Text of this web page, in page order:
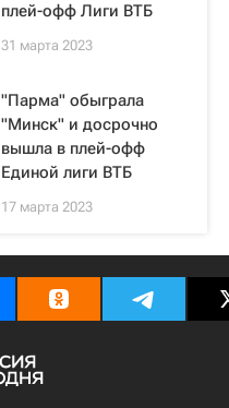
плей-офф Лиги ВТБ
31 марта 2023
"Парма" обыграла
"Минск" и досрочно
вышла в плей-офф
Единой лиги ВТБ
17 марта 2023